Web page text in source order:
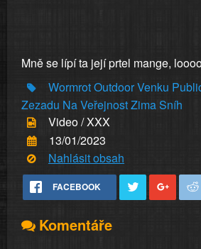
Mně se lípí ta její prtel mange,
WormrotOutdoorVenku
Zezadu NaVeřejnostZimaSníh
Video / XXX
13/01/2023
Nahlásit obsah
FACEBOOK
Komentáře